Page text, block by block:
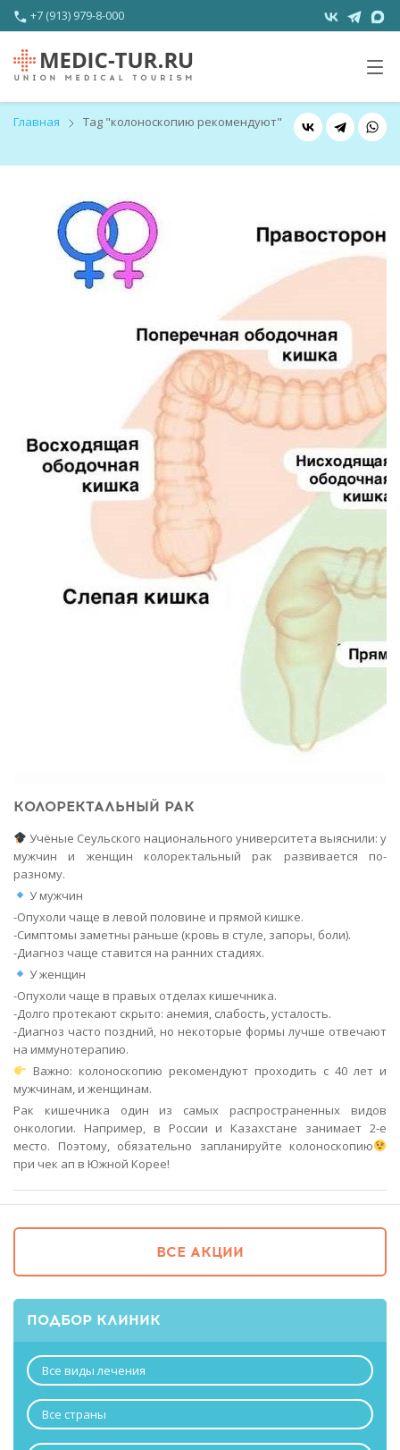
+7 (913) 979-8-000
Главная Tag "колоноскопию рекомендуют"
КОЛОРЕКТАЛЬНЫЙ РАК
Учёные Сеульского национального университета выяснили: у
мужчин и женщин колоректальный рак развивается по-
разному.
У мужчин
-Опухоли чаще в левой половине и прямой кишке.
-Симптомы заметны раньше (кровь в стуле, запоры, боли).
-Диагноз чаще ставится на ранних стадиях.
У женщин
-Опухоли чаще в правых отделах кишечника.
-Долго протекают скрыто: анемия, слабость, усталость.
-Диагноз часто поздний, но некоторые формы лучше отвечают
на иммунотерапию.
Важно: колоноскопию рекомендуют проходить с 40 лет и
мужчинам, и женщинам.
Рак кишечника один из самых распространенных видов
онкологии. Например, в России и Казахстане занимает 2-е
место. Поэтому, обязательно запланируйте колоноскопию
при чек ап в Южной Корее!
ВСЕ АКЦИИ
ПОДБОР КЛИНИК
Все виды лечения
Все страны